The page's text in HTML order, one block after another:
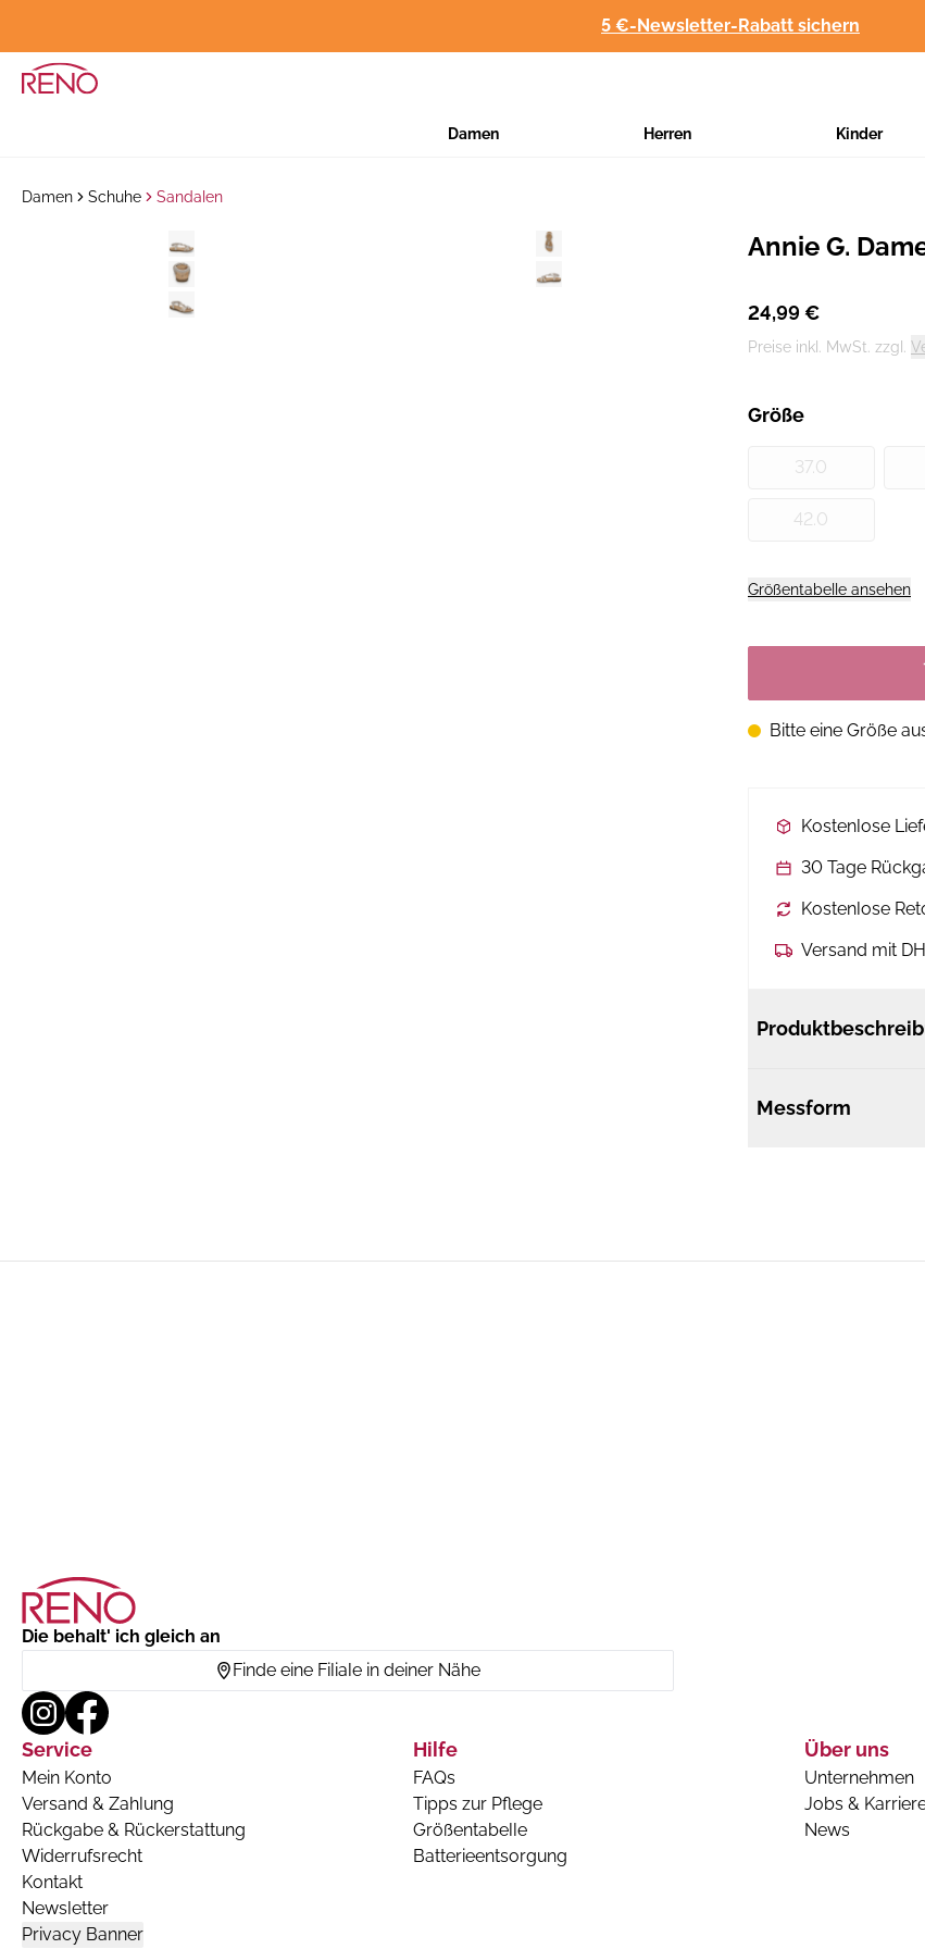
5 €-Newsletter-Rabatt sichern
Damen Herren Kinder
Damen Schuhe Sandalen
Hersteller:
Annie G.
24,99 €
Preise inkl. MwSt. zzgl.
Größe
37.0
42.0
Größentabelle ansehen
Bitte eine Größe
Kostenlose
30 Tage
Kostenlose
Versand mit
Messform
Die behalt' ich gleich an
Finde eine Filiale in deiner Nähe
Service
Mein Konto
Versand & Zahlung
Rückgabe & Rückerstattung
Widerrufsrecht
Kontakt
Newsletter
Privacy Banner
Hilfe
FAQs
Tipps zur Pflege
Größentabelle
Batterieentsorgung
Über uns
Unternehmen
Jobs &
News